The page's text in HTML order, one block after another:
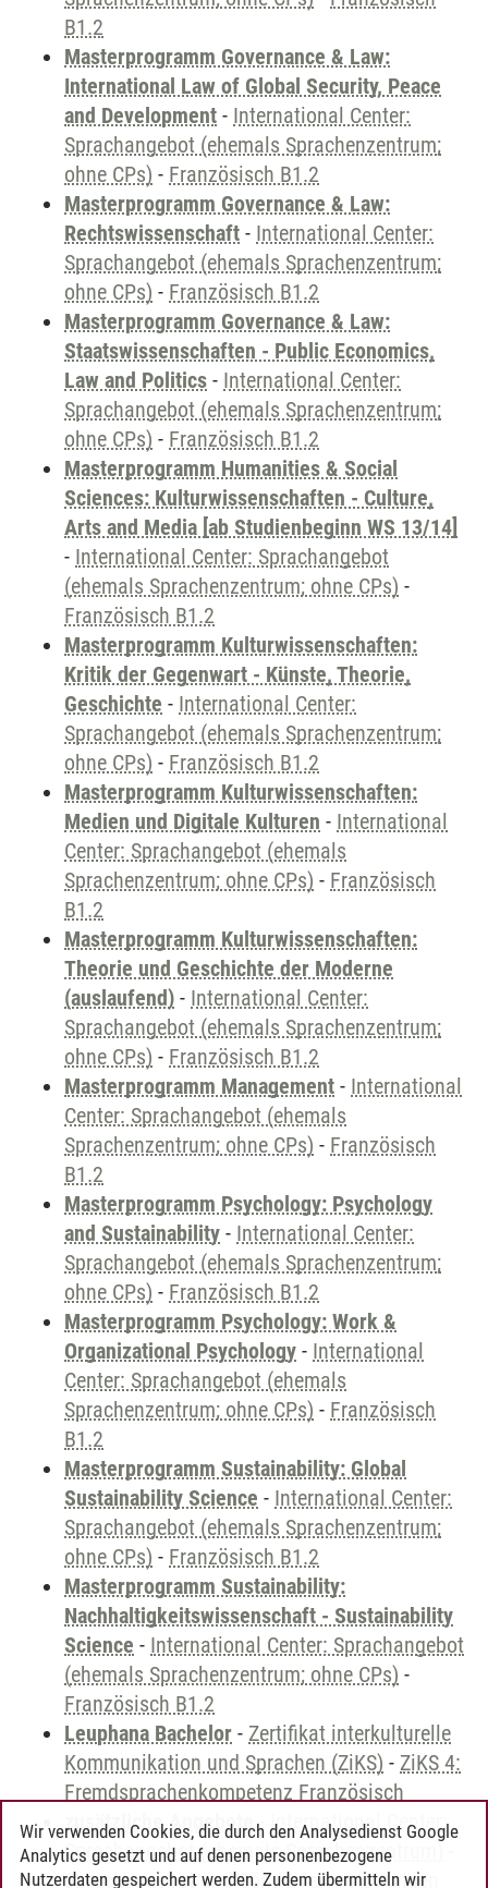
B1.2
Masterprogramm Governance & Law:
International Law of Global Security, Peace
and Development - International Center:
Sprachangebot (ehemals Sprachenzentrum;
ohne CPs) - Französisch B1.2
Masterprogramm Governance & Law:
Rechtswissenschaft - International Center:
Sprachangebot (ehemals Sprachenzentrum;
ohne CPs) - Französisch B1.2
Masterprogramm Governance & Law:
Staatswissenschaften - Public Economics,
Law and Politics - International Center:
Sprachangebot (ehemals Sprachenzentrum;
ohne CPs) - Französisch B1.2
Masterprogramm Humanities & Social
Sciences: Kulturwissenschaften - Culture,
Arts and Media [ab Studienbeginn WS 13/14]
- International Center: Sprachangebot
(ehemals Sprachenzentrum; ohne CPs) -
Französisch B1.2
Masterprogramm Kulturwissenschaften:
Kritik der Gegenwart - Künste, Theorie,
Geschichte - International Center:
Sprachangebot (ehemals Sprachenzentrum;
ohne CPs) - Französisch B1.2
Masterprogramm Kulturwissenschaften:
Medien und Digitale Kulturen - International
Center: Sprachangebot (ehemals
Sprachenzentrum; ohne CPs) - Französisch
B1.2
Masterprogramm Kulturwissenschaften:
Theorie und Geschichte der Moderne
(auslaufend) - International Center:
Sprachangebot (ehemals Sprachenzentrum;
ohne CPs) - Französisch B1.2
Masterprogramm Management - International
Center: Sprachangebot (ehemals
Sprachenzentrum; ohne CPs) - Französisch
B1.2
Masterprogramm Psychology: Psychology
and Sustainability - International Center:
Sprachangebot (ehemals Sprachenzentrum;
ohne CPs) - Französisch B1.2
Masterprogramm Psychology: Work &
Organizational Psychology - International
Center: Sprachangebot (ehemals
Sprachenzentrum; ohne CPs) - Französisch
B1.2
Masterprogramm Sustainability: Global
Sustainability Science - International Center:
Sprachangebot (ehemals Sprachenzentrum;
ohne CPs) - Französisch B1.2
Masterprogramm Sustainability:
Nachhaltigkeitswissenschaft - Sustainability
Science - International Center: Sprachangebot
(ehemals Sprachenzentrum; ohne CPs) -
Französisch B1.2
Leuphana Bachelor - Zertifikat interkulturelle
Kommunikation und Sprachen (ZiKS) - ZiKS 4:
Fremdsprachenkompetenz Französisch
zusätzliche Angebote- International Center:
Sprachangebot (ehemals Sprachenzentrum)
Sprachangebot und Sonderveranstaltungen
Wir verwenden Cookies, die durch den Analysedienst Google
Analytics gesetzt und auf denen personenbezogene
Nutzerdaten gespeichert werden. Zudem übermitteln wir